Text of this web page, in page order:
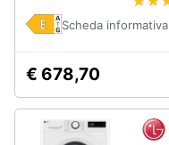
Scheda informativa
€ 678,70